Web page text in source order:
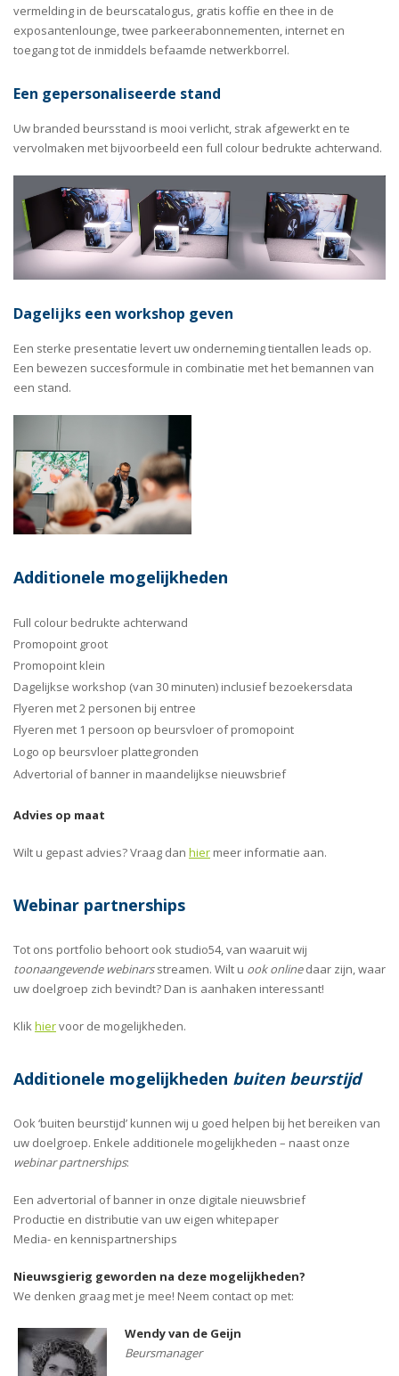
vermelding in de beurscatalogus, gratis koffie en thee in de
exposantenlounge, twee parkeerabonnementen, internet en
toegang tot de inmiddels befaamde netwerkborrel.
Een gepersonaliseerde stand
Uw branded beursstand is mooi verlicht, strak afgewerkt en te
vervolmaken met bijvoorbeeld een full colour bedrukte achterwand.
Dagelijks een workshop geven
Een sterke presentatie levert uw onderneming tientallen leads op.
Een bewezen succesformule in combinatie met het bemannen van
een stand.
Additionele mogelijkheden
Full colour bedrukte achterwand
Promopoint groot
Promopoint klein
Dagelijkse workshop (van 30 minuten) inclusief bezoekersdata
Flyeren met 2 personen bij entree
Flyeren met 1 persoon op beursvloer of promopoint
Logo op beursvloer plattegronden
Advertorial of banner in maandelijkse nieuwsbrief
Advies op maat
Wilt u gepast advies? Vraag dan hier meer informatie aan.
Webinar partnerships
Tot ons portfolio behoort ook studio54, van waaruit wij
toonaangevende webinarsstreamen. Wilt u ook onlinedaar zijn, waar
uw doelgroep zich bevindt? Dan is aanhaken interessant!
Klikhiervoor de mogelijkheden.
Additionele mogelijkheden buiten beurstijd
Ook ‘buiten beurstijd’ kunnen wij u goed helpen bij het bereiken van
uw doelgroep. Enkele additionele mogelijkheden – naast onze
webinar partnerships:
Een advertorial of banner in onze digitale nieuwsbrief
Productie en distributie van uw eigen whitepaper
Media- en kennispartnerships
Nieuwsgierig geworden na deze mogelijkheden?
We denken graag met je mee! Neem contact op met:
Wendy van de Geijn
Beursmanager